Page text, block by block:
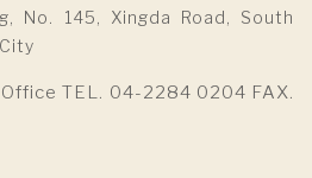
No. 145, Xingda Road, South
TEL. 04-2284 0204 FAX.